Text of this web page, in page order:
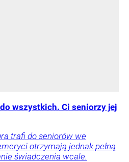
wszystkich. Ci seniorzy jej
trafi do seniorów we
otrzymają jednak pełną
świadczenia wcale.